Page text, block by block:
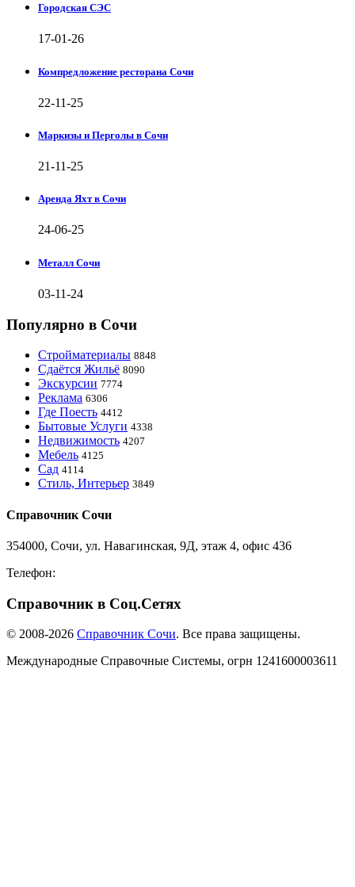
Городская СЭС
17-01-26
Компредложение ресторана Сочи
22-11-25
Маркизы и Перголы в Сочи
21-11-25
Аренда Яхт в Сочи
24-06-25
Металл Сочи
03-11-24
Популярно в Сочи
Стройматериалы 8848
Сдаётся Жильё 8090
Экскурсии 7774
Реклама 6306
Где Поесть 4412
Бытовые Услуги 4338
Недвижимость 4207
Мебель 4125
Сад 4114
Стиль, Интерьер 3849
Справочник Сочи
354000, Сочи, ул. Навагинская, 9Д, этаж 4, офис 436
Телефон:
Справочник в Соц.Сетях
© 2008-2026 Справочник Сочи. Все права защищены.
Международные Справочные Системы, огрн 1241600003611